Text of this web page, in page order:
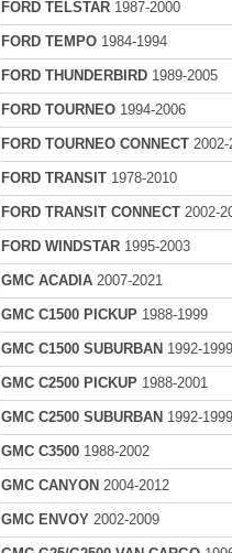
FORD TELSTAR 1987-2000
FORD TEMPO 1984-1994
FORD THUNDERBIRD 1989-2005
FORD TOURNEO 1994-2006
FORD TOURNEO CONNECT 2002-
FORD TRANSIT 1978-2010
FORD TRANSIT CONNECT 2002-
FORD WINDSTAR 1995-2003
GMC ACADIA 2007-2021
GMC C1500 PICKUP 1988-1999
GMC C1500 SUBURBAN 1992-
GMC C2500 PICKUP 1988-2001
GMC C2500 SUBURBAN 1992-
GMC C3500 1988-2002
GMC CANYON 2004-2012
GMC ENVOY 2002-2009